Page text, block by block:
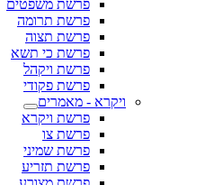
פרשת משפטים
פרשת תרומה
פרשת תצוה
פרשת כי תשא
פרשת ויקהל
פרשת פקודי
ויקרא - מאמרים
פרשת ויקרא
פרשת צו
פרשת שמיני
פרשת תזריע